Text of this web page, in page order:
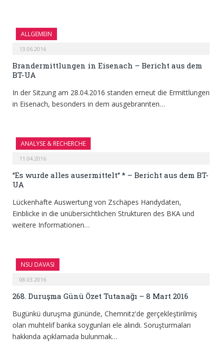
ALLGEMEIN
13.06.2016
Brandermittlungen in Eisenach – Bericht aus dem
BT-UA
In der Sitzung am 28.04.2016 standen erneut die Ermittlungen
in Eisenach, besonders in dem ausgebrannten…
ANALYSE & RECHERCHE
11.04.2016
“Es wurde alles ausermittelt“ * – Bericht aus dem BT-
UA
Lückenhafte Auswertung von Zschäpes Handydaten,
Einblicke in die unübersichtlichen Strukturen des BKA und
weitere Informationen…
NSU DAVASI
08.03.2016
268. Duruşma Günü Özet Tutanağı – 8 Mart 2016
Bugünkü duruşma gününde, Chemnitz'de gerçekleştirilmiş
olan muhtelif banka soygunları ele alındı. Soruşturmaları
hakkında açıklamada bulunmak…